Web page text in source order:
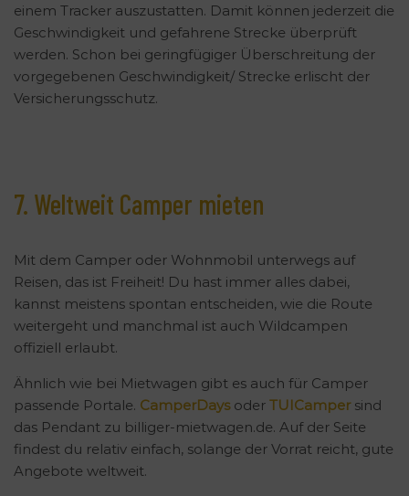
einem Tracker auszustatten. Damit können jederzeit die
Geschwindigkeit und gefahrene Strecke überprüft
werden. Schon bei geringfügiger Überschreitung der
vorgegebenen Geschwindigkeit/ Strecke erlischt der
Versicherungsschutz.
7. Weltweit Camper mieten
Mit dem Camper oder Wohnmobil unterwegs auf
Reisen, das ist Freiheit! Du hast immer alles dabei,
kannst meistens spontan entscheiden, wie die Route
weitergeht und manchmal ist auch Wildcampen
offiziell erlaubt.
Ähnlich wie bei Mietwagen gibt es auch für Camper
passende Portale. CamperDaysoder TUICampersind
das Pendant zu billiger-mietwagen.de. Auf der Seite
findest du relativ einfach, solange der Vorrat reicht, gute
Angebote weltweit.